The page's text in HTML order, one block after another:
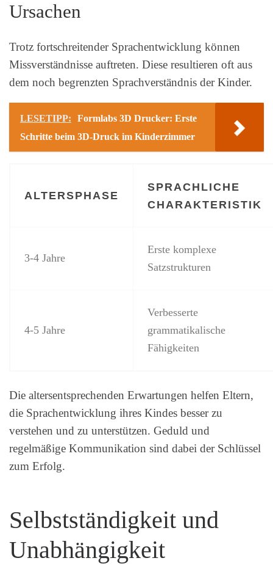
Ursachen
Trotz fortschreitender Sprachentwicklung können
Missverständnisse auftreten. Diese resultieren oft aus
dem noch begrenzten Sprachverständnis der Kinder.
LESETIPP:
Formlabs 3D Drucker: Erste
Schritte beim 3D-Druck im Kinderzimmer
ALTERSPHASE
SPRACHLICHE
CHARAKTERISTIK
3-4 Jahre
Erste komplexe
Satzstrukturen
4-5 Jahre
Verbesserte
grammatikalische
Fähigkeiten
Die altersentsprechenden Erwartungen helfen Eltern,
die Sprachentwicklung ihres Kindes besser zu
verstehen und zu unterstützen. Geduld und
regelmäßige Kommunikation sind dabei der Schlüssel
zum Erfolg.
Selbstständigkeit und
Unabhängigkeit